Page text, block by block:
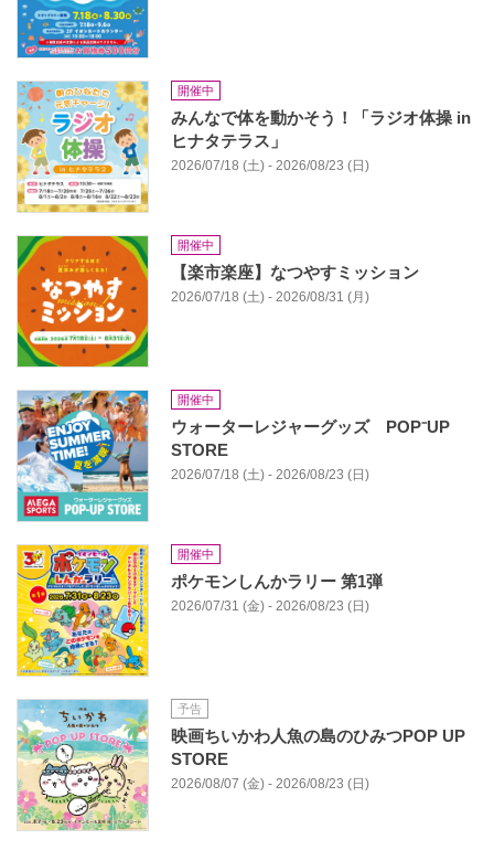
開催中
みんなで体を動かそう！「ラジオ体操 in
ヒナタテラス」
2026/07/18 (土) - 2026/08/23 (日)
開催中
【楽市楽座】なつやすミッション
2026/07/18 (土) - 2026/08/31 (月)
開催中
ウォーターレジャーグッズ POP⁻UP
STORE
2026/07/18 (土) - 2026/08/23 (日)
開催中
ポケモンしんかラリー 第1弾
2026/07/31 (金) - 2026/08/23 (日)
予告
映画ちいかわ人魚の島のひみつPOP UP
STORE
2026/08/07 (金) - 2026/08/23 (日)